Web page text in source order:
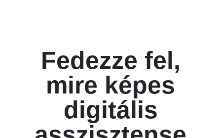
Fedezze fel,
mire képes
digitális